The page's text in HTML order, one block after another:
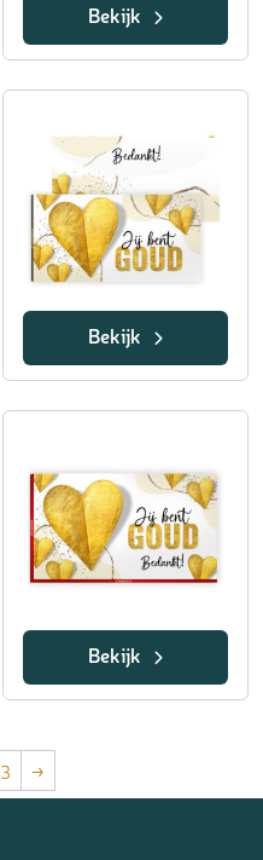
Bekijk
Bekijk
Bekijk
3 →